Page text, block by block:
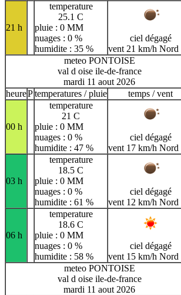
21 h
temperature
25.1 C
pluie : 0 MM
nuages : 0 %
humidite : 35 %
ciel dégagé
vent 21 km/h Nord
meteo PONTOISE
val d oise ile-de-france
mardi 11 aout 2026
heurePtemperatures / pluie temps / vent
00 h
temperature
21 C
pluie : 0 MM
nuages : 0 %
humidite : 47 %
ciel dégagé
vent 17 km/h Nord
03 h
temperature
18.5 C
pluie : 0 MM
nuages : 0 %
humidite : 61 %
ciel dégagé
vent 12 km/h Nord
06 h
temperature
18.6 C
pluie : 0 MM
nuages : 0 %
humidite : 58 %
ciel dégagé
vent 15 km/h Nord
meteo PONTOISE
val d oise ile-de-france
mardi 11 aout 2026